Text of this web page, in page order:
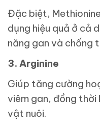
Đặc biệt,
dụng hiệu quả ở cả
năng gan và chống
3. Arginine
Giúp tăng cường
viêm gan, đồng thời
vật nuôi.